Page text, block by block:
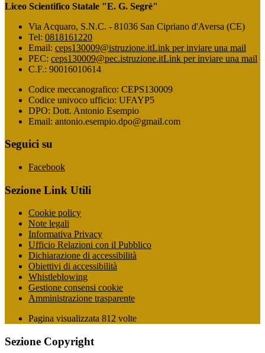
Liceo Scientifico Statale "E. G. Segrè"
Via Acquaro, S.N.C. - 81036 San Cipriano d'Aversa (CE)
Tel: 0818161220
Email: ceps130009@istruzione.itLink per inviare una mail
PEC: ceps130009@pec.istruzione.itLink per inviare una mail
C.F.: 90016010614
Codice meccanografico: CEPS130009
Codice univoco ufficio: UFAYP5
DPO: Dott. Antonio Esempio
Email: antonio.esempio.dpo@gmail.com
Seguici su
Facebook
Sezione Link Utili
Cookie policy
Note legali
Informativa Privacy
Ufficio Relazioni con il Pubblico
Dichiarazione di accessibilità
Obiettivi di accessibilità
Whistleblowing
Gestione consensi cookie
Amministrazione trasparente
Pagina visualizzata 812 volte
Sezione Copyright